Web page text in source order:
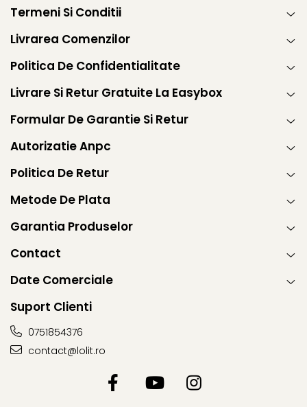
Termeni Si Conditii
Livrarea Comenzilor
Politica De Confidentialitate
Livrare Si Retur Gratuite La Easybox
Formular De Garantie Si Retur
Autorizatie Anpc
Politica De Retur
Metode De Plata
Garantia Produselor
Contact
Date Comerciale
Suport Clienti
0751854376
contact@lolit.ro